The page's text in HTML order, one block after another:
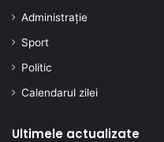
Administrație
Sport
Politic
Calendarul zilei
Ultimele actualizate